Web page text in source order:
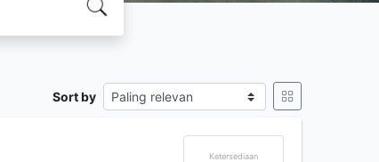
Sort by
Ketersediaan